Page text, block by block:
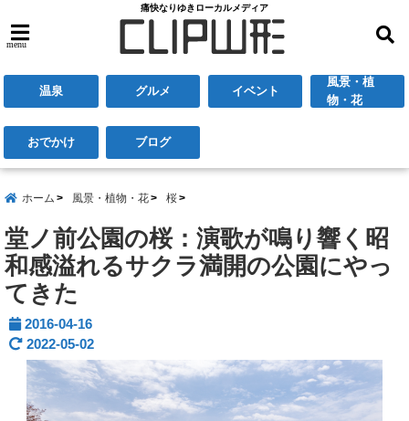
痛快なりゆきローカルメディア
menu
温泉 グルメ イベント
風景・植
物・花
おでかけ ブログ
ホーム 風景・植物・花 桜
堂ノ前公園の桜：演歌が鳴り響く昭
和感溢れるサクラ満開の公園にやっ
てきた
2016-04-16
2022-05-02